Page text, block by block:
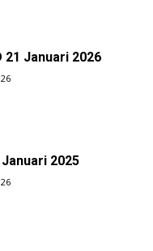
21 Januari 2026
2025